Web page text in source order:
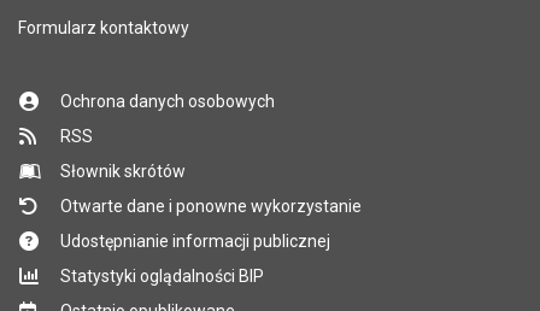
Formularz kontaktowy
Ochrona danych osobowych
RSS
Słownik skrótów
Otwarte dane i ponowne wykorzystanie
Udostępnianie informacji publicznej
Statystyki oglądalności BIP